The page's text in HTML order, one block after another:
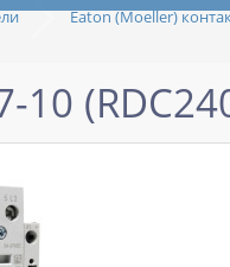
Eaton (Moeller)
10